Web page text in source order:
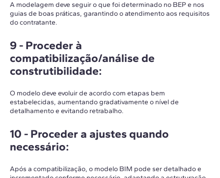
A modelagem deve seguir o que foi determinado no BEP e nos
guias de boas práticas, garantindo o atendimento aos requisitos
do contratante.
9 - Proceder à
compatibilização/análise de
construtibilidade:
O modelo deve evoluir de acordo com etapas bem
estabelecidas, aumentando gradativamente o nível de
detalhamento e evitando retrabalho.
10 - Proceder a ajustes quando
necessário:
Após a compatibilização, o modelo BIM pode ser detalhado e